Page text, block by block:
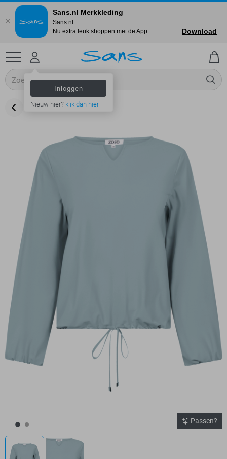
Inloggen
Nieuw hier? klik dan hier
Passen?
Sans.nl Merkkleding
Sans.nl
Nu extra leuk shoppen met de App.
Download